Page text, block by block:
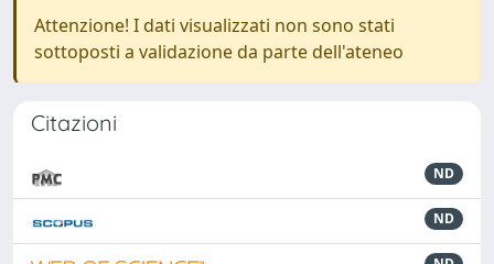
Attenzione! I dati visualizzati non sono stati
sottoposti a validazione da parte dell'ateneo
Citazioni
ND
ND